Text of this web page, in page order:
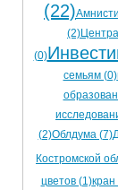
(22)
(2)
(0)
семьям (0)
(2)Облдума (7)
Костромской
цветов (1)кран